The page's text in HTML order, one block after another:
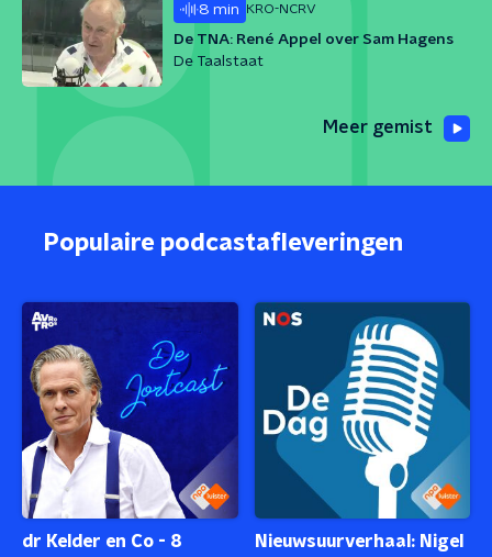
8 min KRO-NCRV
De TNA: René Appel over Sam Hagens
De Taalstaat
Meer gemist
Populaire podcastafleveringen
dr Kelder en Co - 8
Nieuwsuurverhaal: Nigel